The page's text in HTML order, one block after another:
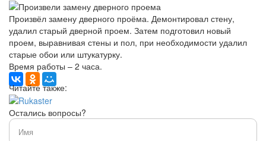
Произвёл замену дверного проёма. Демонтировал стену,
удалил старый дверной проем. Затем подготовил новый
проем, выравнивая стены и пол, при необходимости удалил
старые обои или штукатурку.
Время работы – 2 часа.
Читайте также:
Остались вопросы?